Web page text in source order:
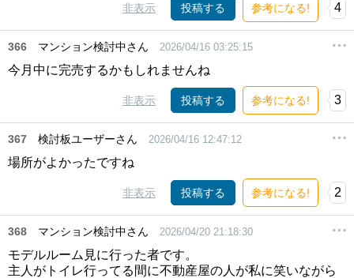
非表示 投稿する 参考になる! 4
366 マンション検討中さん 2026/04/16 03:25:15
今月中に完売するかもしれませんね
非表示 投稿する 参考になる! 3
367 検討板ユーザーさん 2026/04/16 12:47:12
場所がよかったですね
非表示 投稿する 参考になる! 2
368 マンション検討中さん 2026/04/20 21:18:30
モデルルーム見に行った者です。
主人がトイレ行ってる間に不動産屋の人が私に笑いながら